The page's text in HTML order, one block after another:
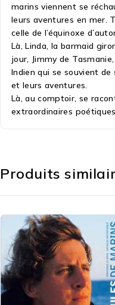
marins viennent se
leurs aventures en mer.
celle de l’équinoxe
Là, Linda, la barmaid
jour, Jimmy de
Indien qui se souvient
et leurs aventures.
Là, au comptoir, se
extraordinaires
Produits